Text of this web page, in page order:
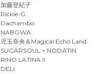
加藤登紀子
Rickie-G
Dachambo
NABOWA
児玉奈央＆Magical Echo Land
SUGARSOUL × NODATIN
RINO LATINA II
DELI